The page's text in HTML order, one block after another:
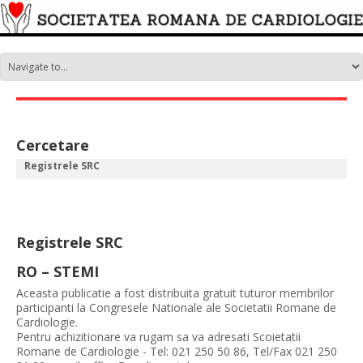
Cercetare
Registrele SRC
Registrele SRC
RO – STEMI
Aceasta publicatie a fost distribuita gratuit tuturor membrilor
participanti la Congresele Nationale ale Societatii Romane de
Cardiologie.
Pentru achizitionare va rugam sa va adresati Scoietatii
Romane de Cardiologie - Tel: 021 250 50 86, Tel/Fax 021 250